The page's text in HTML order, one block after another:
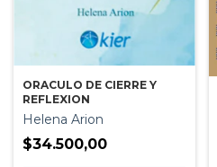
ORACULO DE CIERRE Y
REFLEXION
Helena Arion
$34.500,00